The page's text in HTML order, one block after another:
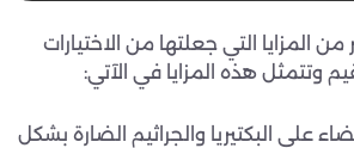
المزايا التي جعلتها من الاختيارات
وتتمثل هذه المزايا في الآتي:
على البكتيريا والجراثيم الضارة بشكل